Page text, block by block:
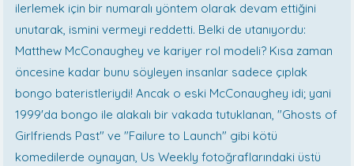
ilerlemek için bir numaralı yöntem olarak devam ettiğini
unutarak, ismini vermeyi reddetti. Belki de utanıyordu:
Matthew McConaughey ve kariyer rol modeli? Kısa zaman
öncesine kadar bunu söyleyen insanlar sadece çıplak
bongo bateristleriydi! Ancak o eski McConaughey idi; yani
1999'da bongo ile alakalı bir vakada tutuklanan, "Ghosts of
Girlfriends Past" ve "Failure to Launch" gibi kötü
komedilerde oynayan, Us Weekly fotoğraflarındaki üstü